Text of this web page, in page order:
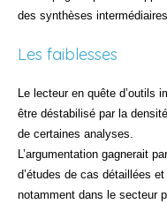
des synthèses
Les faiblesses
Le lecteur en quête d’outils
être déstabilisé par la
de certaines analyses.
L’argumentation gagnerait
d’études de cas détaillées
notamment dans le secteur